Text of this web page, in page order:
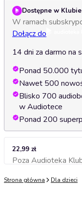
Dostępne w Klubie
W ramach
Dołącz do
14 dni za darmo na
Ponad 50.000
Nawet 500
Blisko 700
w Audiotece
Ponad 200
22,99 zł
Poza Audioteka
Strona główna Dla dzieci